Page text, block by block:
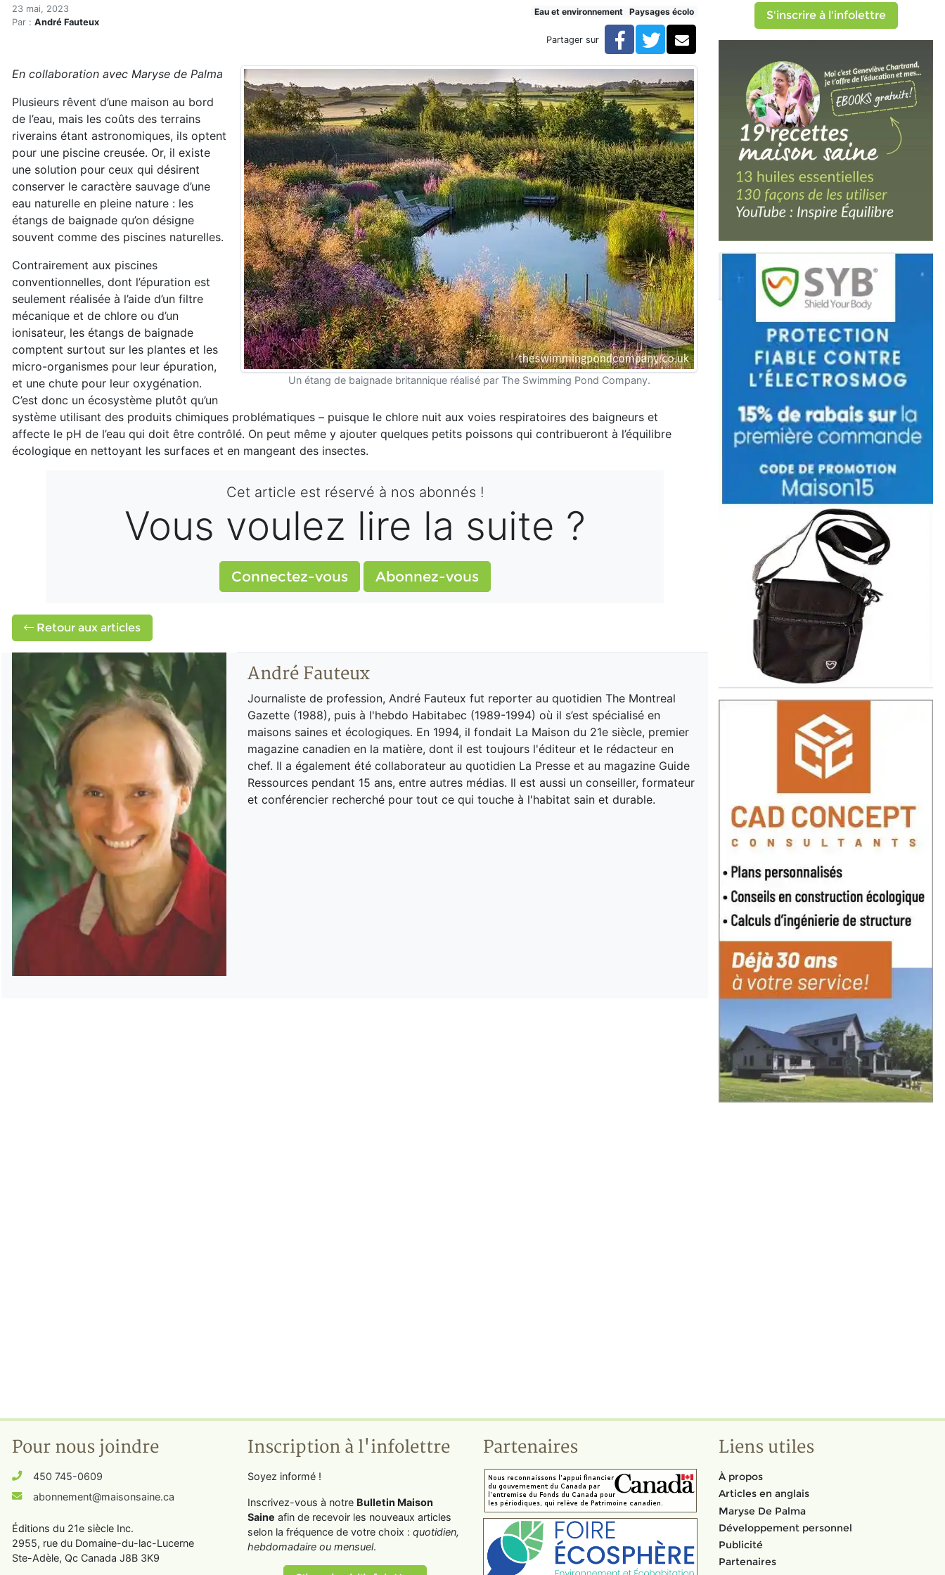
Accueil
Articles
L’ABC des étangs de baignade (réservé)
L’ABC des étangs de baignade (réservé)
23 mai, 2023
Par : André Fauteux
Eau et environnement Paysages écolo
Partager sur Facebook
TwitterCourriel
Un étang de baignade britannique réalisé par The Swimming Pond Company.
En collaboration avec Maryse de Palma
Plusieurs rêvent d’une maison au bord
de l’eau, mais les coûts des terrains
riverains étant astronomiques, ils optent
pour une piscine creusée. Or, il existe
une solution pour ceux qui désirent
conserver le caractère sauvage d’une
eau naturelle en pleine nature : les
étangs de baignade qu’on désigne
souvent comme des piscines naturelles.
Contrairement aux piscines
conventionnelles, dont l’épuration est
seulement réalisée à l’aide d’un filtre
mécanique et de chlore ou d’un
ionisateur, les étangs de baignade
comptent surtout sur les plantes et les
micro-organismes pour leur épuration,
et une chute pour leur oxygénation.
C’est donc un écosystème plutôt qu’un
système utilisant des produits chimiques problématiques – puisque le chlore nuit aux voies respiratoires des baigneurs et
affecte le pH de l’eau qui doit être contrôlé. On peut même y ajouter quelques petits poissons qui contribueront à l’équilibre
écologique en nettoyant les surfaces et en mangeant des insectes.
Cet article est réservé à nos abonnés !
Vous voulez lire la suite ?
Connectez-vous Abonnez-vous
Retour aux articles
André Fauteux
Journaliste de profession, André Fauteux fut reporter au quotidien The Montreal
Gazette (1988), puis à l'hebdo Habitabec (1989-1994) où il s’est spécialisé en
maisons saines et écologiques. En 1994, il fondait La Maison du 21e siècle, premier
magazine canadien en la matière, dont il est toujours l'éditeur et le rédacteur en
chef. Il a également été collaborateur au quotidien La Presse et au magazine Guide
Ressources pendant 15 ans, entre autres médias. Il est aussi un conseiller, formateur
et conférencier recherché pour tout ce qui touche à l'habitat sain et durable.
S'inscrire à l'infolettre
Pour nous joindre
450 745-0609
abonnement@maisonsaine.ca
Éditions du 21e siècle Inc.
2955, rue du Domaine-du-lac-Lucerne
Ste-Adèle, Qc Canada J8B 3K9
Inscription à l'infolettre
Soyez informé !
Inscrivez-vous à notre Bulletin Maison
Saine afin de recevoir les nouveaux articles
selon la fréquence de votre choix : quotidien,
hebdomadaire ou mensuel.
Partenaires Liens utiles
À propos
Articles en anglais
Maryse De Palma
Développement personnel
Publicité
Partenaires